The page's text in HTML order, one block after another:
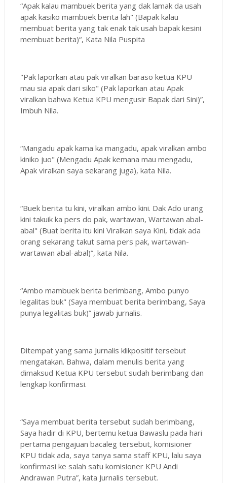
“Apak kalau mambuek berita yang dak lamak da usah
apak kasiko mambuek berita lah" (Bapak kalau
membuat berita yang tak enak tak usah bapak kesini
membuat berita)“, Kata Nila Puspita
"Pak laporkan atau pak viralkan baraso ketua KPU
mau sia apak dari siko" (Pak laporkan atau Apak
viralkan bahwa Ketua KPU mengusir Bapak dari Sini)”,
Imbuh Nila.
“Mangadu apak kama ka mangadu, apak viralkan ambo
kiniko juo" (Mengadu Apak kemana mau mengadu,
Apak viralkan saya sekarang juga), kata Nila.
“Buek berita tu kini, viralkan ambo kini. Dak Ado urang
kini takuik ka pers do pak, wartawan, Wartawan abal-
abal" (Buat berita itu kini Viralkan saya Kini, tidak ada
orang sekarang takut sama pers pak, wartawan-
wartawan abal-abal)”, kata Nila.
“Ambo mambuek berita berimbang, Ambo punyo
legalitas buk" (Saya membuat berita berimbang, Saya
punya legalitas buk)” jawab jurnalis.
Ditempat yang sama Jurnalis klikpositif tersebut
mengatakan. Bahwa, dalam menulis berita yang
dimaksud Ketua KPU tersebut sudah berimbang dan
lengkap konfirmasi.
“Saya membuat berita tersebut sudah berimbang,
Saya hadir di KPU, bertemu ketua Bawaslu pada hari
pertama pengajuan bacaleg tersebut, komisioner
KPU tidak ada, saya tanya sama staff KPU, lalu saya
konfirmasi ke salah satu komisioner KPU Andi
Andrawan Putra”, kata Jurnalis tersebut.